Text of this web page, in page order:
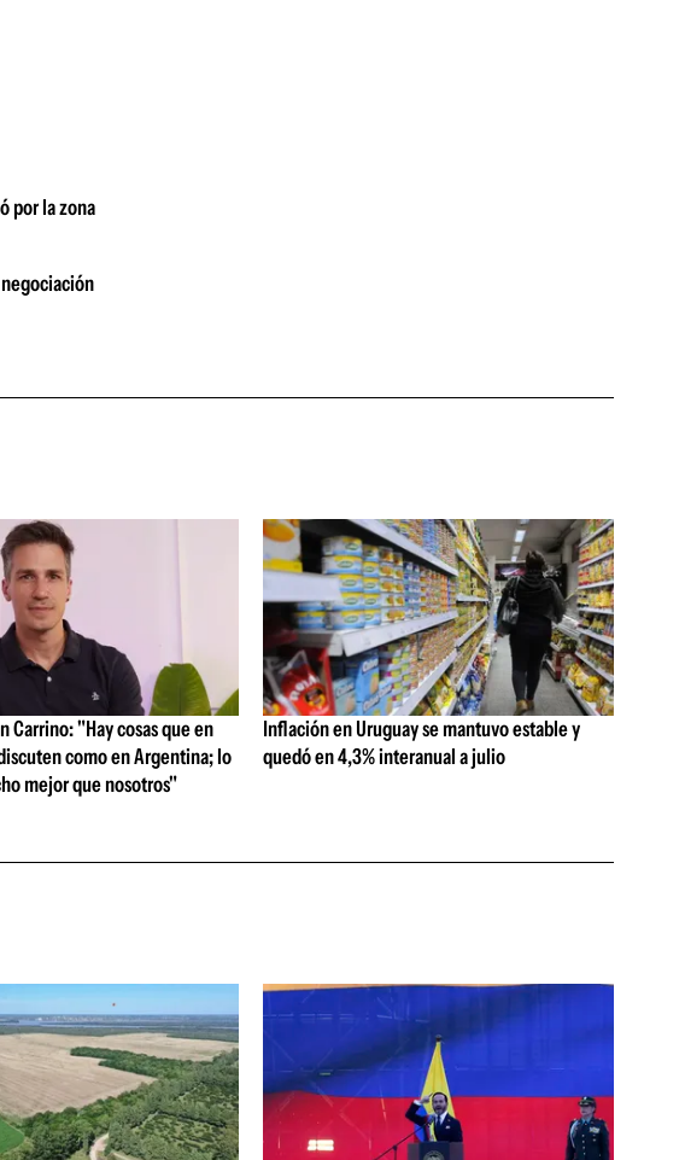
por la zona
Carrino: "Hay cosas que en
como en Argentina; lo
mejor que nosotros"
Inflación en Uruguay se mantuvo estable y
quedó en 4,3% interanual a julio